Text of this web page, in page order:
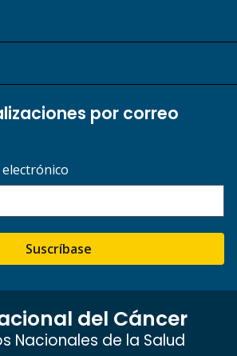
por correo
Suscríbase
del Cáncer
Nacionales de la Salud